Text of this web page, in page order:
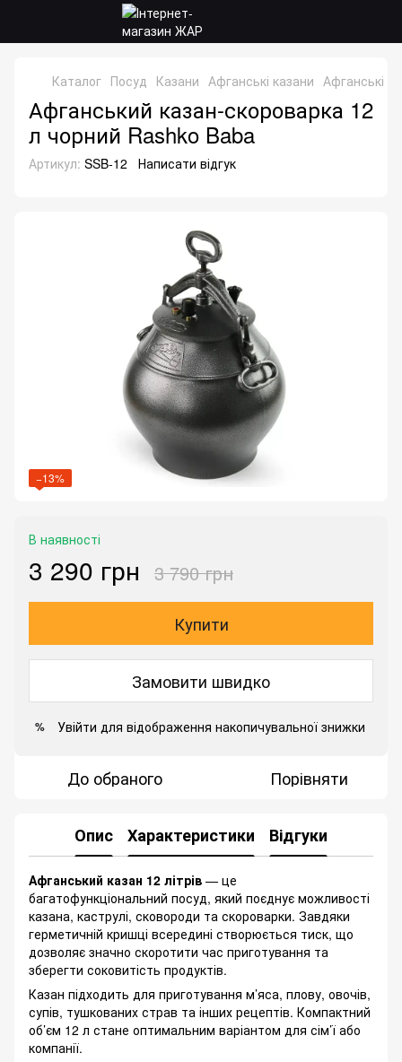
Каталог Посуд Казани Афганські казани Афганські
Афганський казан-скороварка 12
л чорний Rashko Baba
Артикул: SSB-12 Написати відгук
−13%
В наявності
3 290 грн 3 790 грн
Купити
Замовити швидко
% Увійти для відображення накопичувальної знижки
До обраного Порівняти
Опис Характеристики Відгуки
Афганський казан 12 літрів — це
багатофункціональний посуд, який поєднує можливості
казана, каструлі, сковороди та скороварки. Завдяки
герметичній кришці всередині створюється тиск, що
дозволяє значно скоротити час приготування та
зберегти соковитість продуктів.
Казан підходить для приготування м’яса, плову, овочів,
супів, тушкованих страв та інших рецептів. Компактний
об’єм 12 л стане оптимальним варіантом для сім’ї або
компанії.